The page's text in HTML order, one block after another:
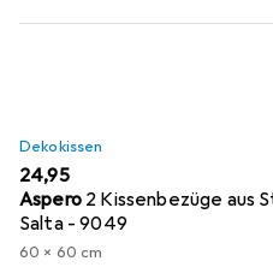
Dekokissen
EUR
24,95
Aspero 2 Kissenbezüge aus
Salta - 9049
60 x 60 cm